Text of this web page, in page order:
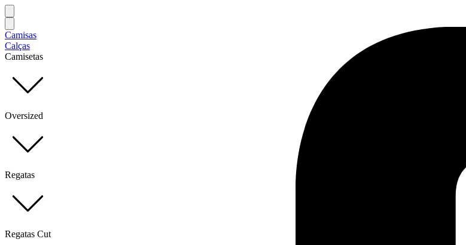
Camisas
Calças
Camisetas
Oversized
Regatas
Regatas Cut